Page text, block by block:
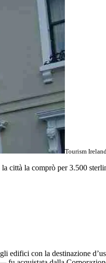
Tourism Ireland
città la comprò per 3.500
edifici con la destinazione